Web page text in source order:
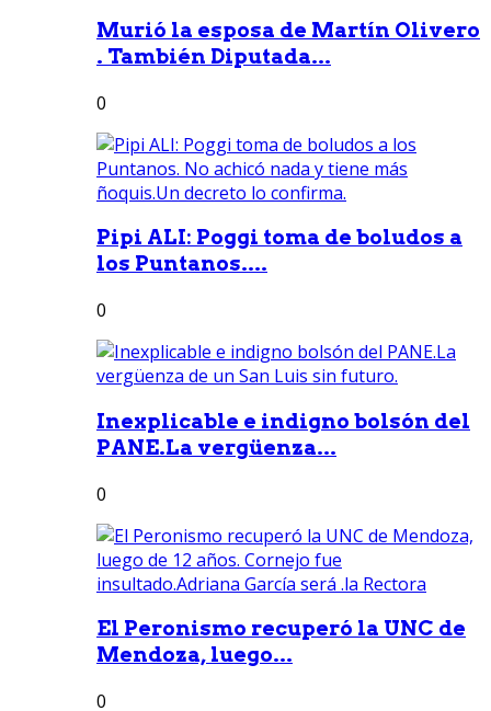
Murió la esposa de Martín Olivero
. También Diputada...
0
Pipi ALI: Poggi toma de boludos a
los Puntanos....
0
Inexplicable e indigno bolsón del
PANE.La vergüenza...
0
El Peronismo recuperó la UNC de
Mendoza, luego...
0